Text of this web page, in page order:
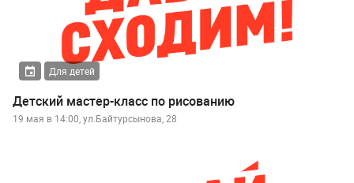
Для детей
Детский мастер-класс по рисованию
19 мая в 14:00, ул.Байтурсынова, 28